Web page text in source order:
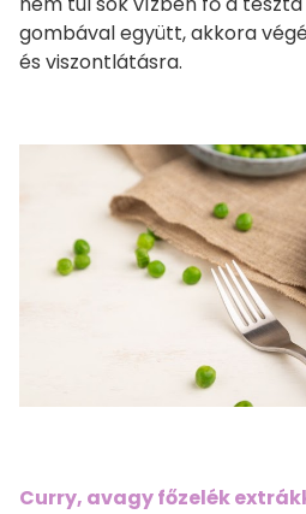
gombával együtt, akkora
és viszontlátásra.
Curry, avagy főzelék